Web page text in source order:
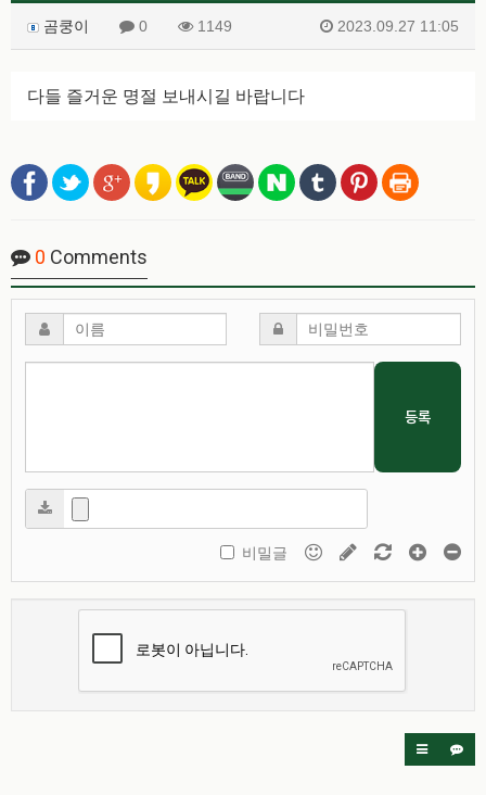
곰쿵이 0 1149 2023.09.27 11:05
다들 즐거운 명절 보내시길 바랍니다
0 Comments
등록
비밀글